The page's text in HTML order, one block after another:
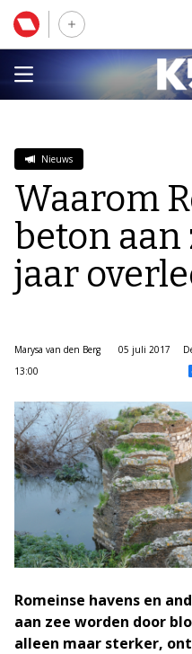
Nieuws
Waarom
beton aan
jaar
Marysa van den Berg
05 juli 2017
13:00
Romeinse havens en
aan zee worden door
alleen maar sterker,